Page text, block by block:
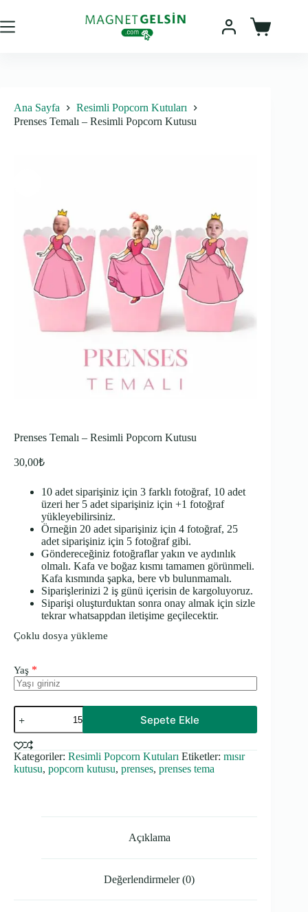
content
Sepet
Ana Sayfa
Resimli Popcorn Kutuları
Prenses Temalı – Resimli Popcorn Kutusu
Prenses Temalı – Resimli Popcorn Kutusu
30,00₺
10 adet siparişiniz için 3 farklı fotoğraf, 10 adet
üzeri her 5 adet siparişiniz için +1 fotoğraf
yükleyebilirsiniz.
Örneğin 20 adet siparişiniz için 4 fotoğraf, 25
adet siparişiniz için 5 fotoğraf gibi.
Göndereceğiniz fotoğraflar yakın ve aydınlık
olmalı. Kafa ve boğaz kısmı tamamen görünmeli.
Kafa kısmında şapka, bere vb bulunmamalı.
Siparişlerinizi 2 iş günü içerisin de kargoluyoruz.
Siparişi oluşturduktan sonra onay almak için sizle
tekrar whatsappdan iletişime geçilecektir.
Çoklu dosya yükleme
Yaş *
Prenses
Temalı
-
Resimli
Popcorn
Kutusu
Sepete Ekle
Kategoriler: Resimli Popcorn Kutuları Etiketler: mısır
kutusu, popcorn kutusu, prenses, prenses tema
Açıklama
Değerlendirmeler (0)